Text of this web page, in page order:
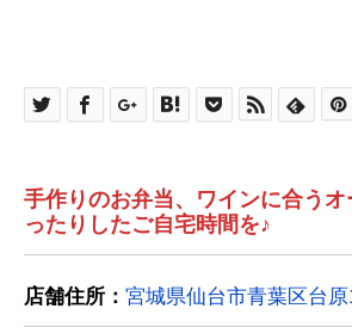
手作りのお弁当、ワインに合うオ
ったりしたご自宅時間を♪
店舗住所： 宮城県仙台市青葉区台原